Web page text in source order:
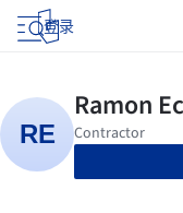
登录